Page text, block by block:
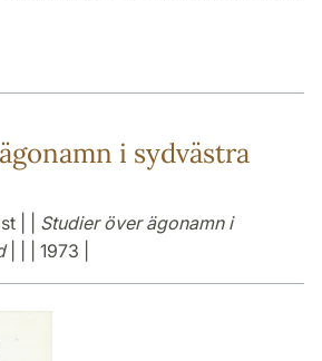
i sydvästra
| | Studier över ägonamn i
| | | 1973 |